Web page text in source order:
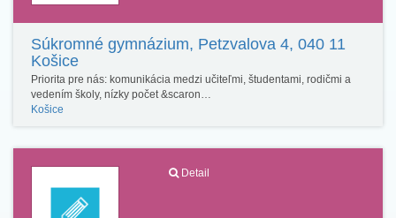
Súkromné gymnázium, Petzvalova 4, 040 11
Košice
Priorita pre nás: komunikácia medzi učiteľmi, študentami, rodičmi a
vedením školy, nízky počet &scaron…
Košice
Detail